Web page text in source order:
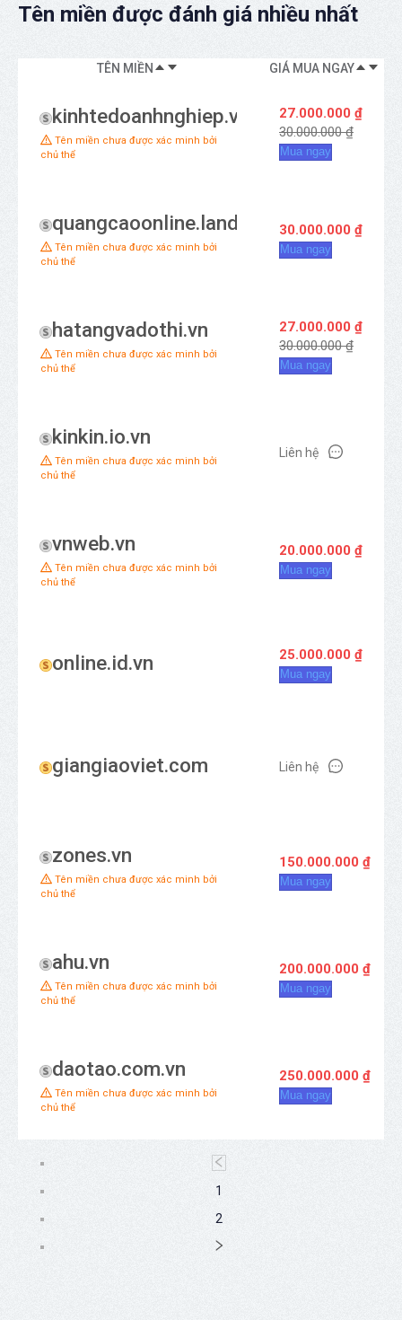
Tên miền được đánh giá nhiều nhất
TÊN MIỀN GIÁ MUA NGAY
kinhtedoanhnghiep.vn
Tên miền chưa được xác minh bởi
chủ thể
27.000.000 ₫
30.000.000 ₫
Mua ngay
quangcaoonline.land
Tên miền chưa được xác minh bởi
chủ thể
30.000.000 ₫
Mua ngay
hatangvadothi.vn
Tên miền chưa được xác minh bởi
chủ thể
27.000.000 ₫
30.000.000 ₫
Mua ngay
kinkin.io.vn
Tên miền chưa được xác minh bởi
chủ thể
Liên hệ
vnweb.vn
Tên miền chưa được xác minh bởi
chủ thể
20.000.000 ₫
Mua ngay
online.id.vn 25.000.000 ₫
Mua ngay
giangiaoviet.com Liên hệ
zones.vn
Tên miền chưa được xác minh bởi
chủ thể
150.000.000 ₫
Mua ngay
ahu.vn
Tên miền chưa được xác minh bởi
chủ thể
200.000.000 ₫
Mua ngay
daotao.com.vn
Tên miền chưa được xác minh bởi
chủ thể
250.000.000 ₫
Mua ngay
1
2